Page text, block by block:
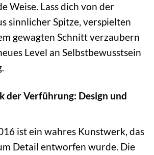
Weise. Lass dich von der
sinnlicher Spitze, verspielten
gewagten Schnitt verzaubern
Level an Selbstbewusstsein
der Verführung: Design und
ist ein wahres Kunstwerk, das
Detail entworfen wurde. Die